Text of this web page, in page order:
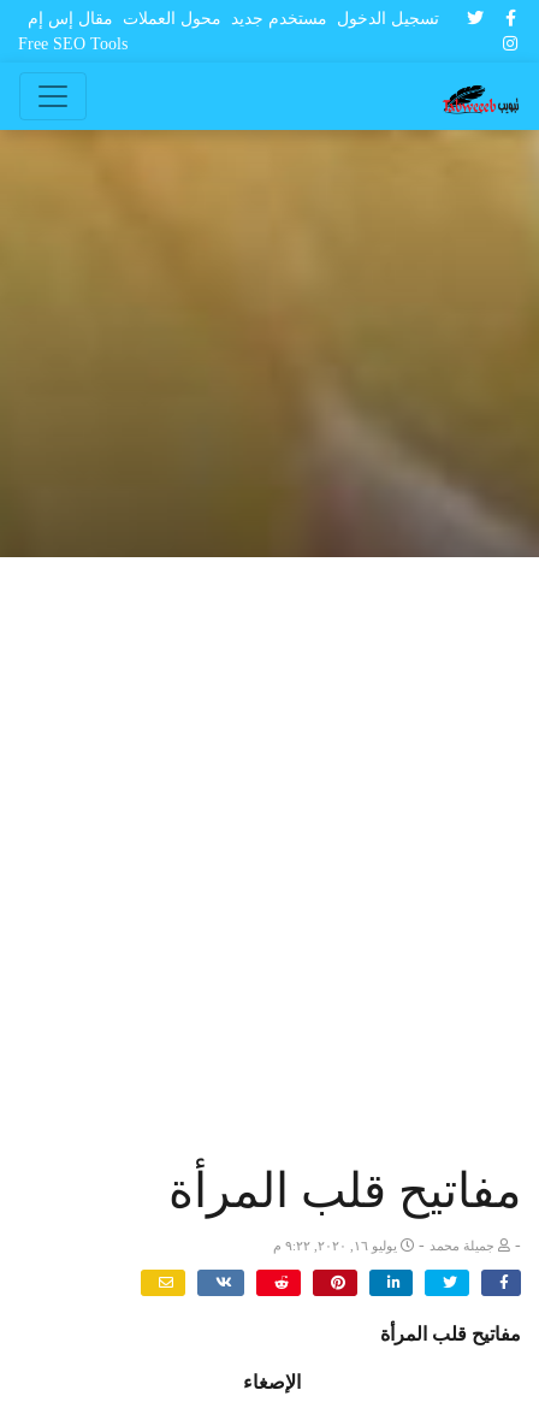
تسجيل الدخول مستخدم جديد محول العملات
مقال إس إم
Free SEO Tools
مفاتيح قلب المرأة
- جميلة محمد - يوليو ١٦, ٢٠٢٠, ٩:٢٢ م
مفاتيح قلب المرأة
الإصغاء